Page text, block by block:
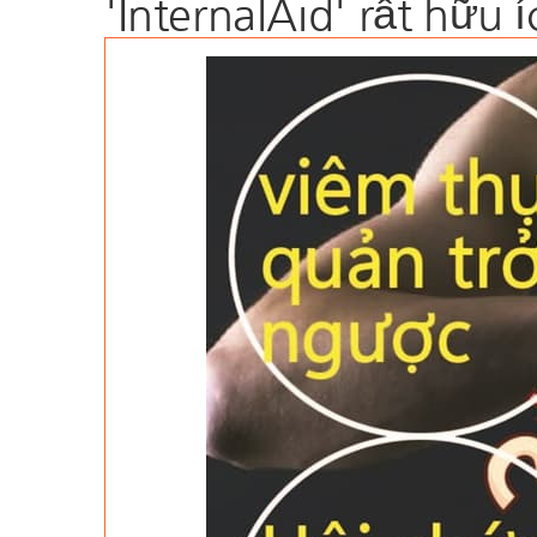
'InternalAid' rất hữu